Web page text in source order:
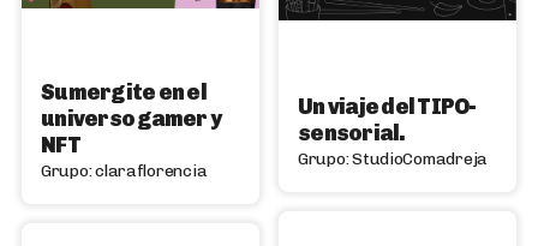
Sumergite en el
universo gamer y
NFT
Grupo: claraflorencia
Un viaje del TIPO-
sensorial.
Grupo: StudioComadreja